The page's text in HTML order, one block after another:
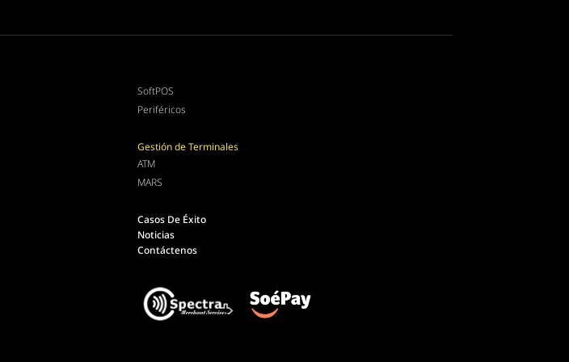
SoftPOS
Periféricos
Gestión de Terminales
ATM
MARS
Casos De Éxito
Noticias
Contáctenos